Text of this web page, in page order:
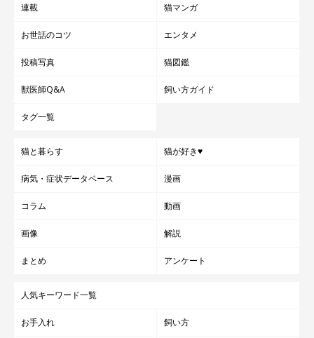
連載 猫マンガ
お世話のコツ エンタメ
投稿写真 猫図鑑
獣医師Q&A 飼い方ガイド
タグ一覧
猫と暮らす 猫が好き♥
病気・症状データベース 漫画
コラム 動画
画像 解説
まとめ アンケート
人気キーワード一覧
お手入れ 飼い方